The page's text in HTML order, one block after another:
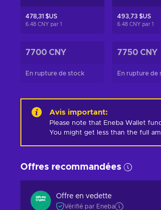
478,31 $US
6.48 CNY par 1
493,73 $US
6.48 CNY par 1
7700 CNY
En rupture de stock
7750 CNY
En rupture de
Avis important:
Please note that Eneba Wallet
You might get less than the full
Offres recommandées
Offre en vedette
Vérifié par Eneba